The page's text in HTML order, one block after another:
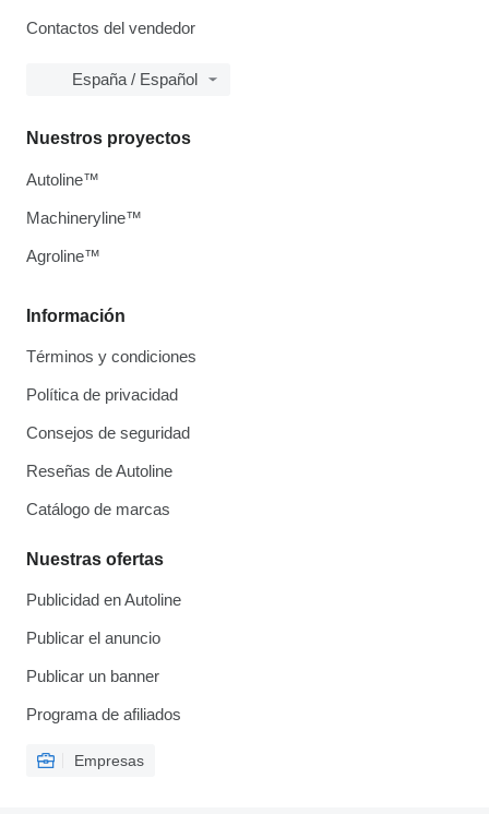
Contactos del vendedor
España / Español
Información
Términos y condiciones
Política de privacidad
Consejos de seguridad
Reseñas de Autoline
Catálogo de marcas
Nuestras ofertas
Publicidad en Autoline
Publicar el anuncio
Publicar un banner
Programa de afiliados
Empresas
Nuestros proyectos
Autoline™
Machineryline™
Agroline™